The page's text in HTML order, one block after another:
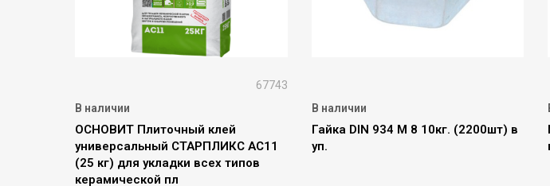
67743
В наличии
ОСНОВИТ Плиточный клей
универсальный СТАРПЛИКС AC11
(25 кг) для укладки всех типов
керамической пл
В наличии
Гайка DIN 934 М 8 10кг. (2200шт) в
уп.